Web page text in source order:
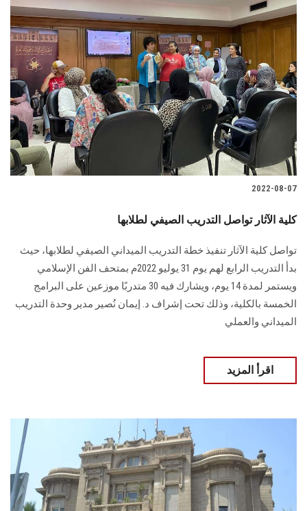
2022-08-07
كلية الآثار تواصل التدريب الصيفي لطلابها
تواصل كلية الآثار تنفيذ خطة التدريب الميداني الصيفي لطلابها، حيث
بدأ التدريب الرابع لهم يوم 31 يوليو 2022م بمتحف الفن الإسلامي
ويستمر لمدة 14 يوم، ويشارك فيه 30 متدربًا موزعين على البرامج
الخمسة بالكلية، وذلك تحت إشراف د. إيمان نُصير مدير وحدة التدريب
الميداني والعملي
اقرأ المزيد